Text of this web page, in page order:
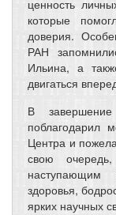
ценность
которые
доверия.
РАН
Ильина, а
двигаться
В
поблагодарил
Центра и
свою
наступающим
здоровья,
ярких научных